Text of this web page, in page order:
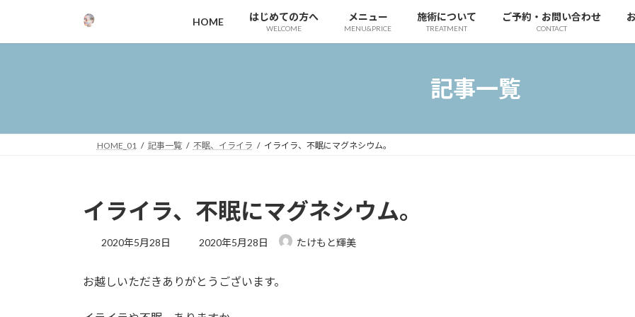
テ
ゲ
HOME はじめての方へ
WELCOME
メニュー
MENU&PRICE
施術について
TREATMENT
ご予約・お問い合わせ
CONTACT
記事一覧
HOME_01 記事一覧 不眠、イライラ イライラ、不眠にマグネシウム。
イライラ、不眠にマグネシウム。
2020年5月28日
最
新
2020年5月28日 たけもと輝美
お越しいただきありがとうございます。